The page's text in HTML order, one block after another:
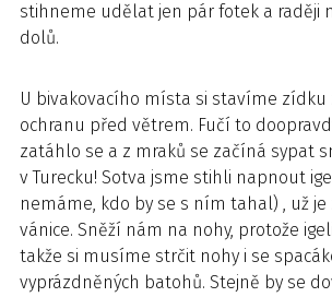
stihneme udělat jen pár fotek a raději
dolů.
U bivakovacího místa si stavíme zídku
ochranu před větrem. Fučí to
zatáhlo se a z mraků se začíná sypat
v Turecku! Sotva jsme stihli napnout
nemáme, kdo by se s ním tahal) , už
vánice. Sněží nám na nohy, protože
takže si musíme strčit nohy i se
vyprázdněných batohů. Stejně by se